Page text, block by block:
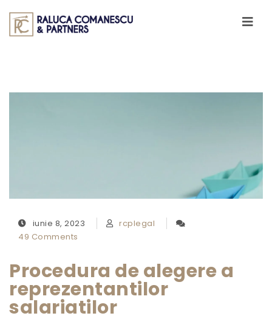
Toggle
iunie 8, 2023
rcplegal
49 Comments
Procedura de alegere a
reprezentantilor
salariatilor